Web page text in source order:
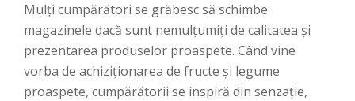
Mulți cumpărători se grăbesc să schimbe
magazinele dacă sunt nemulțumiți de calitatea și
prezentarea produselor proaspete. Când vine
vorba de achiziționarea de fructe și legume
proaspete, cumpărătorii se inspiră din senzație,